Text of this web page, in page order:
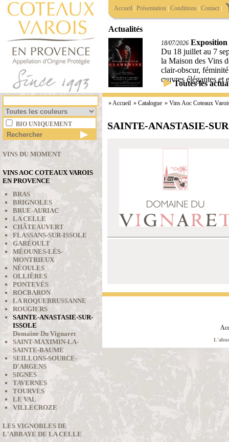
Accueil Présentation Conditions Contact
Actualités
18/07/2026
Du 18 juillet au 7
la Maison des Vins
clair-obscur,
œuvres élégantes et
Toutes les
BIO UNIQUEMENT
VINS DU MOMENT
VINS AOC COTEAUX VAROIS
EN PROVENCE
BRAS
BRIGNOLES
BRUE-AURIAC
LA CELLE
CHÂTEAUVERT
FLASSANS-SUR-ISSOLE
GARÉOULT
MÉOUNES-LÈS-
MONTRIEUX
NÉOULES
OLLIÈRES
PONTEVÈS
ROCBARON
LA ROQUEBRUSSANNE
ROUGIERS
SAINTE-ANASTASIE-SUR-
ISSOLE
Domaine Du Vignaret
SAINT-MAXIMIN-LA-
SAINTE-BAUME
SEILLONS-SOURCE-
D'ARGENS
SIGNES
TAVERNES
TOURVES
LE VAL
VILLECROZE
LES VIGNOBLES DE
L'ABBAYE DE LA CELLE
»Accueil » Catalogue » Vins Aoc Coteaux
SAINTE-ANASTASIE-